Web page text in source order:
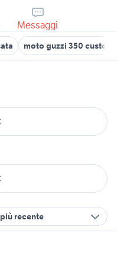
Messaggi
moto guzzi 350 custom
recente